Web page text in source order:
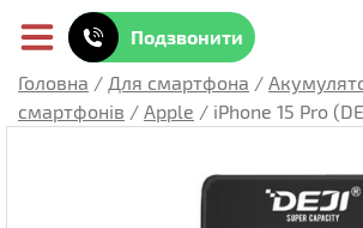
Подзвонити
Головна / Для смартфона /
смартфонів / Apple / iPhone 15 Pro